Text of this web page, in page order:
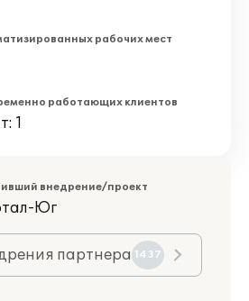
рабочих мест
работающих клиентов
1
внедрение/проект
Юг
партнера 1437